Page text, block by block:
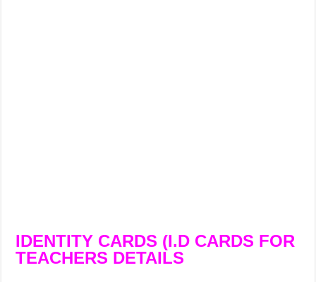
IDENTITY CARDS (I.D CARDS FOR
TEACHERS DETAILS